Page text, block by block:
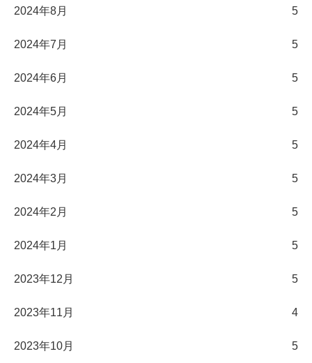
2024年8月 5
2024年7月 5
2024年6月 5
2024年5月 5
2024年4月 5
2024年3月 5
2024年2月 5
2024年1月 5
2023年12月 5
2023年11月 4
2023年10月 5